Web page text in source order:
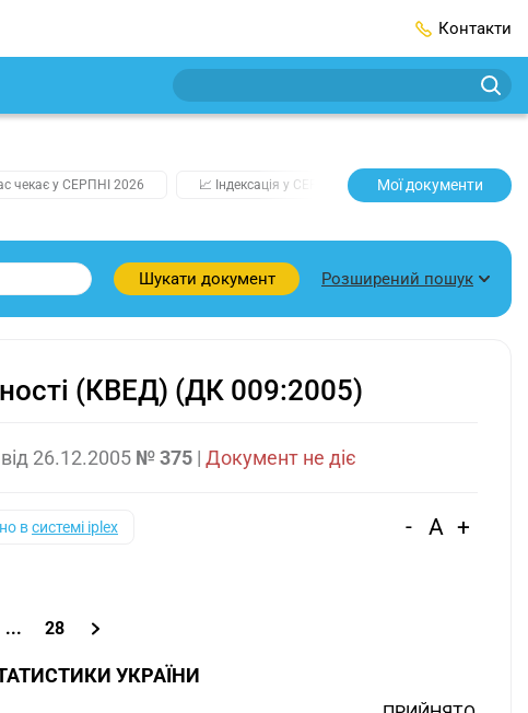
Контакти
чекає у СЕРПНІ 2026 📈 Індексація у СЕРПНІ 2️⃣0️⃣2️⃣7️⃣ Усі
Мої документи
Шукати документ Розширений пошук
(КВЕД) (ДК 009:2005)
від 26.12.2005 № 375 | Документ не діє
всистемі iplex - A +
... 28
УКРАЇНИ